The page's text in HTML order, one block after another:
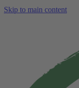
Skip to main content